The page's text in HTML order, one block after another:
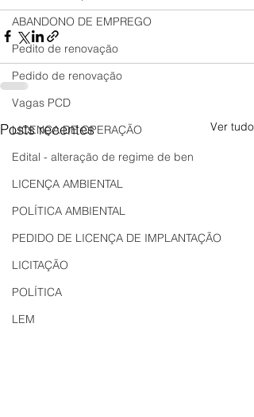
ABANDONO DE EMPREGO
Pedito de renovação
Pedido de renovação
Vagas PCD
LICENÇA DE OPERAÇÃO
Edital - alteração de regime de ben
LICENÇA AMBIENTAL
POLÍTICA AMBIENTAL
PEDIDO DE LICENÇA DE IMPLANTAÇÃO
LICITAÇÃO
POLÍTICA
LEM
Posts recentes Ver tudo